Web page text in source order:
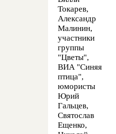
Токарев,
Александр
Малинин,
участники
группы
"Цветы",
ВИА "Синяя
птица",
юмористы
Юрий
Гальцев,
Святослав
Ещенко,